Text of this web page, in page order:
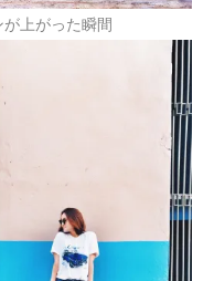
上がった瞬間